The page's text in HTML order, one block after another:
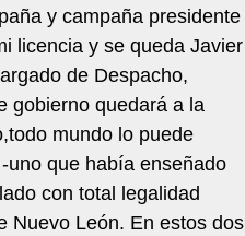
y campaña presidente
licencia y se queda Javier
de Despacho,
gobierno quedará a la
mundo lo puede
uno que había enseñado
con total legalidad
Nuevo León. En estos dos